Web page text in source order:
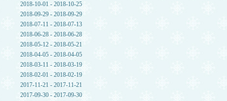
2018-10-01 - 2018-10-25
2018-09-29 - 2018-09-29
2018-07-11 - 2018-07-13
2018-06-28 - 2018-06-28
2018-05-12 - 2018-05-21
2018-04-05 - 2018-04-05
2018-03-11 - 2018-03-19
2018-02-01 - 2018-02-19
2017-11-21 - 2017-11-21
2017-09-30 - 2017-09-30